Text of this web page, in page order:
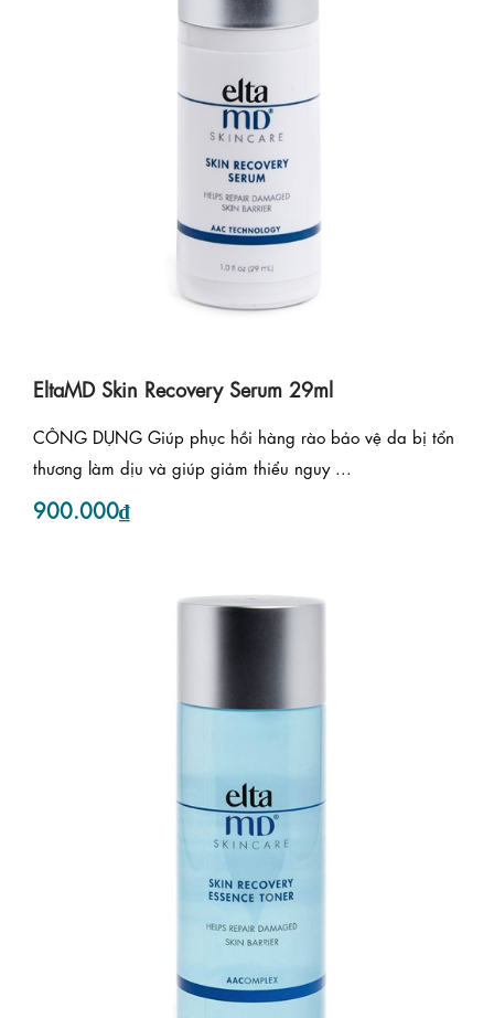
EltaMD Skin Recovery Serum 29ml
CÔNG DỤNG Giúp phục hồi hàng rào bảo vệ da bị tổn
thương làm dịu và giúp giảm thiểu nguy ...
900.000₫